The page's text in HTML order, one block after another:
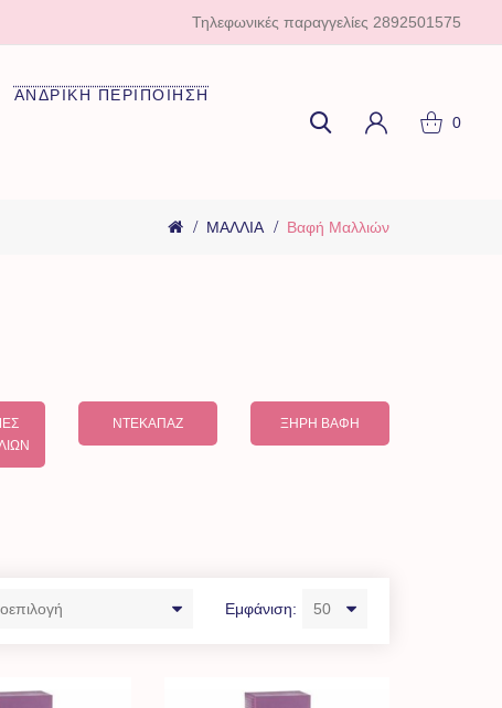
Τηλεφωνικές παραγγελίες 2892501575
ΑΝΔΡΙΚΗ ΠΕΡΙΠΟΙΗΣΗ
0
ΜΑΛΛΙΑ Βαφή Μαλλιών
ΝΤΕΚΑΠΆΖ ΞΗΡΉ ΒΑΦΉ
Εμφάνιση: